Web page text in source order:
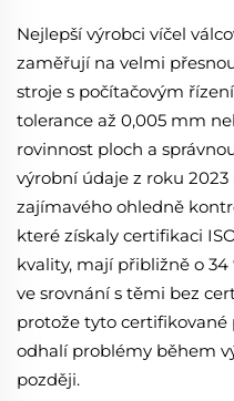
Nejlepší výrobci víčel
zaměřují na velmi
stroje s počítačovým
tolerance až 0,005 mm
rovinnost ploch a
výrobní údaje z roku
zajímavého ohledně
které získaly certifikaci
kvality, mají přibližně o
ve srovnání s těmi bez
protože tyto certifikované
odhalí problémy během
později.